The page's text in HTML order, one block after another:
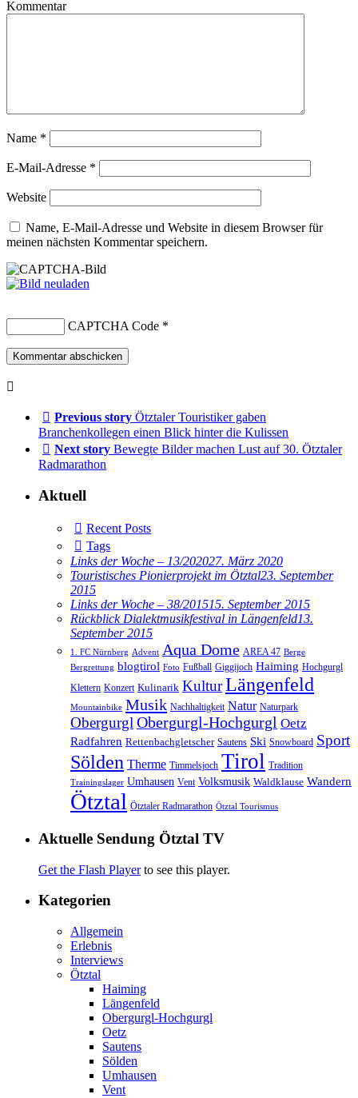
Kommentar
Name *
E-Mail-Adresse *
Website
Name, E-Mail-Adresse und Website in diesem Browser für
meinen nächsten Kommentar speichern.
CAPTCHA Code *
Previous story Ötztaler Touristiker gaben
Branchenkollegen einen Blick hinter die Kulissen
Next story Bewegte Bilder machen Lust auf 30. Ötztaler
Radmarathon
Aktuell
Recent Posts
Tags
Links der Woche – 13/202027. März 2020
Touristisches Pionierprojekt im Ötztal23. September
2015
Links der Woche – 38/201515. September 2015
Rückblick Dialektmusikfestival in Längenfeld13.
September 2015
1. FC Nürnberg Advent Aqua Dome AREA 47 Berge
Bergrettung blogtirol Foto Fußball Giggijoch Haiming Hochgurgl
Klettern Konzert Kulinarik KulturLängenfeld
Mountainbike Musik Nachhaltigkeit Natur Naturpark
ObergurglObergurgl-Hochgurgl Oetz
Radfahren Rettenbachgletscher Sautens Ski Snowboard Sport
Sölden Therme Timmelsjoch Tirol Tradition
Trainingslager Umhausen Vent Volksmusik Waldklause Wandern
Ötztal Ötztaler Radmarathon Ötztal Tourismus
Aktuelle Sendung Ötztal TV
Get the Flash Playerto see this player.
Kategorien
Allgemein
Erlebnis
Interviews
Ötztal
Haiming
Längenfeld
Obergurgl-Hochgurgl
Oetz
Sautens
Sölden
Umhausen
Vent